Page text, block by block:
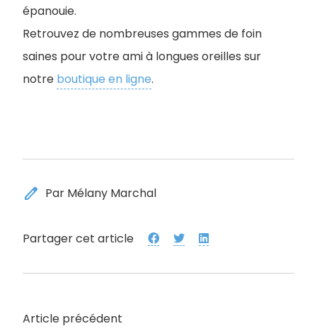
épanouie.
Retrouvez de nombreuses gammes de foin
saines pour votre ami à longues oreilles sur
notre boutique en ligne.
edit Par Mélany Marchal
Partager cet article
Article précédent